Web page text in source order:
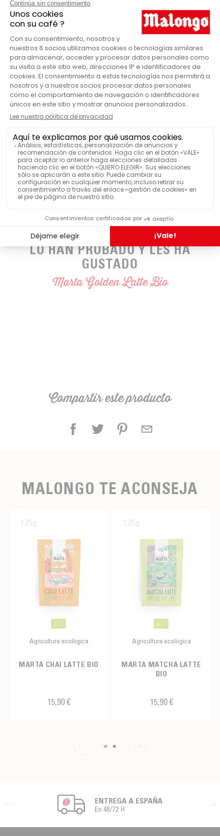
Sodio: 0.07g
ETIQUETADO
Café ecológico
NOTAS AROMÁTICAS cúrcuma, canela y jengibre
TIPOS DE TÉ Té negro
CONTENIDO DE TEÍNA Suave
VER MÁS FUNCIONES
BOTÁNICA
Té negro
LO HAN PROBADO Y LES HA
GUSTADO
Marta Golden Latte Bio
Compartir este producto
MALONGO TE ACONSEJA
125g
Agricultura ecológica
MARTA CHAI LATTE BIO
15,90 €
125g
Agricultura ecológica
MARTA MATCHA LATTE
BIO
15,90 €
ENTREGA A ESPAÑA
En 48/72 H